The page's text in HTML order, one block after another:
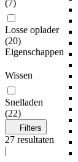
(7)
Losse oplader
(20)
Eigenschappen
Wissen
Snelladen
(22)
Filters
27 resultaten
|